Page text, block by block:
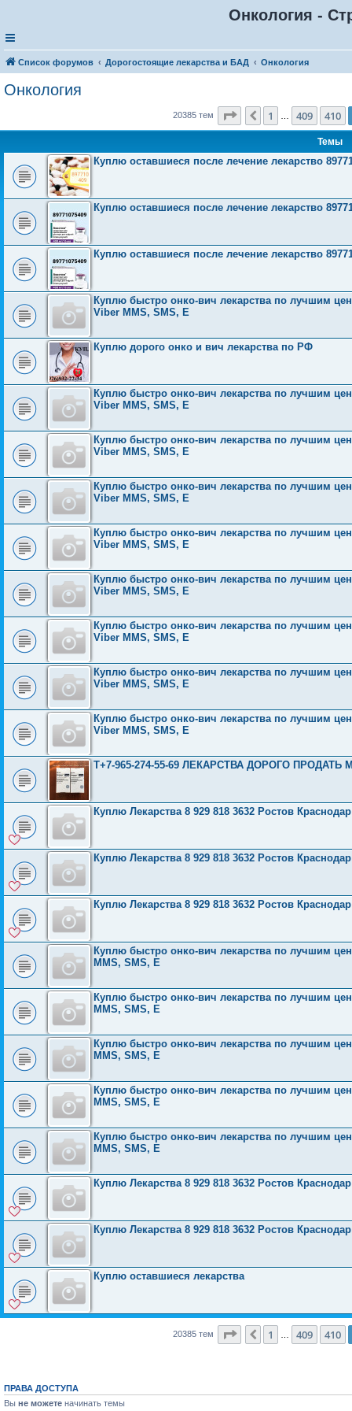
Онкология -
Список форумов Дорогостоящие лекарства и БАД Онкология
Онкология
20385 тем Страница 411из 816
Пред.
1 409 410
Темы
Куплю оставшиеся после лечение лекарство
Куплю оставшиеся после лечение лекарство
Куплю оставшиеся после лечение лекарство
Куплю быстро онко-вич лекарства по лучшим
Viber MMS, SMS, E
Куплю дорого онко и вич лекарства по РФ
Куплю быстро онко-вич лекарства по лучшим
Viber MMS, SMS, E
Куплю быстро онко-вич лекарства по лучшим
Viber MMS, SMS, E
Куплю быстро онко-вич лекарства по лучшим
Viber MMS, SMS, E
Куплю быстро онко-вич лекарства по лучшим
Viber MMS, SMS, E
Куплю быстро онко-вич лекарства по лучшим
Viber MMS, SMS, E
Куплю быстро онко-вич лекарства по лучшим
Viber MMS, SMS, E
Куплю быстро онко-вич лекарства по лучшим
Viber MMS, SMS, E
Куплю быстро онко-вич лекарства по лучшим
Viber MMS, SMS, E
Т+7-965-274-55-69 ЛЕКАРСТВА ДОРОГО ПРОДАТЬ
Куплю Лекарства 8 929 818 3632 Ростов
Куплю Лекарства 8 929 818 3632 Ростов
Куплю Лекарства 8 929 818 3632 Ростов
Куплю быстро онко-вич лекарства по лучшим
MMS, SMS, E
Куплю быстро онко-вич лекарства по лучшим
MMS, SMS, E
Куплю быстро онко-вич лекарства по лучшим
MMS, SMS, E
Куплю быстро онко-вич лекарства по лучшим
MMS, SMS, E
Куплю быстро онко-вич лекарства по лучшим
MMS, SMS, E
Куплю Лекарства 8 929 818 3632 Ростов
Куплю Лекарства 8 929 818 3632 Ростов
Куплю оставшиеся лекарства
20385 тем Страница 411из 816
Пред.
1 409 410
ПРАВА ДОСТУПА
Вы не можете начинать темы